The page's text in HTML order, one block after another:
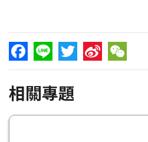
Facebook
Line TwitterSina WeChat
相關專題